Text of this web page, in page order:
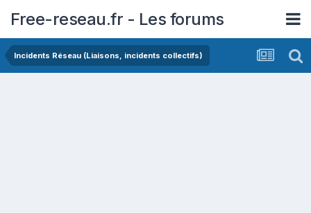
Free-reseau.fr - Les forums
Incidents Réseau (Liaisons, incidents collectifs)